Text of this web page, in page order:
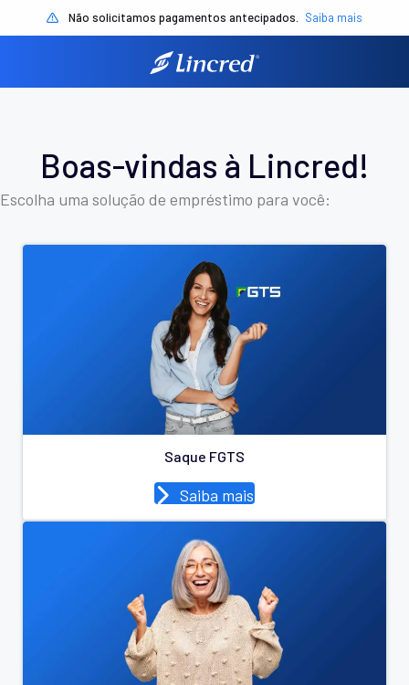
Não solicitamos pagamentos antecipados. Saiba mais
Boas-vindas à Lincred!
Escolha uma solução de empréstimo para você:
Saque FGTS
Saiba mais